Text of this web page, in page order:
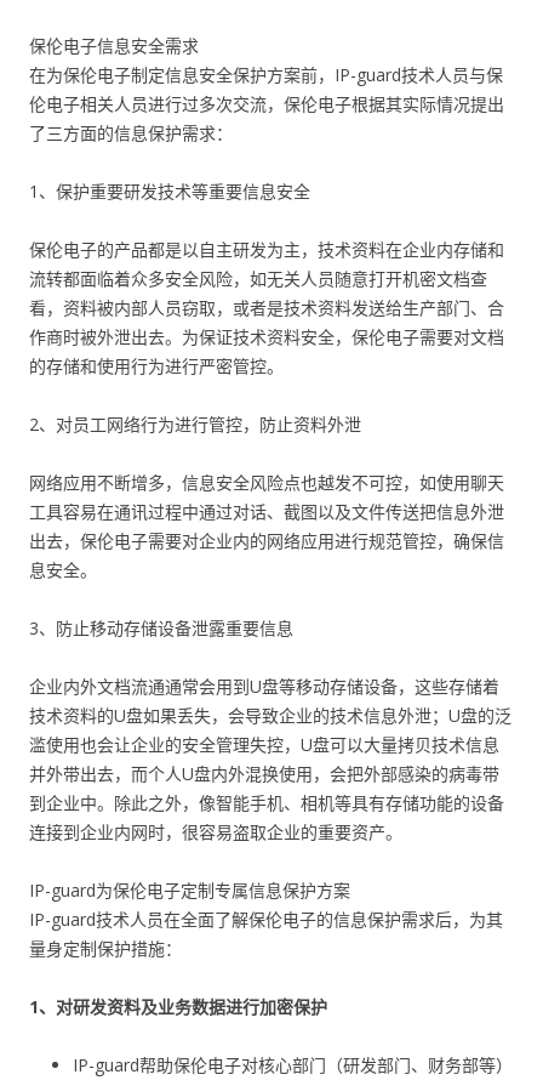
保伦电子信息安全需求
在为保伦电子制定信息安全保护方案前，IP-guard技术人员与保
伦电子相关人员进行过多次交流，保伦电子根据其实际情况提出
了三方面的信息保护需求：
1、保护重要研发技术等重要信息安全
保伦电子的产品都是以自主研发为主，技术资料在企业内存储和
流转都面临着众多安全风险，如无关人员随意打开机密文档查
看，资料被内部人员窃取，或者是技术资料发送给生产部门、合
作商时被外泄出去。为保证技术资料安全，保伦电子需要对文档
的存储和使用行为进行严密管控。
2、对员工网络行为进行管控，防止资料外泄
网络应用不断增多，信息安全风险点也越发不可控，如使用聊天
工具容易在通讯过程中通过对话、截图以及文件传送把信息外泄
出去，保伦电子需要对企业内的网络应用进行规范管控，确保信
息安全。
3、防止移动存储设备泄露重要信息
企业内外文档流通通常会用到U盘等移动存储设备，这些存储着
技术资料的U盘如果丢失，会导致企业的技术信息外泄；U盘的泛
滥使用也会让企业的安全管理失控，U盘可以大量拷贝技术信息
并外带出去，而个人U盘内外混换使用，会把外部感染的病毒带
到企业中。除此之外，像智能手机、相机等具有存储功能的设备
连接到企业内网时，很容易盗取企业的重要资产。
IP-guard为保伦电子定制专属信息保护方案
IP-guard技术人员在全面了解保伦电子的信息保护需求后，为其
量身定制保护措施：
1、对研发资料及业务数据进行加密保护
IP-guard帮助保伦电子对核心部门（研发部门、财务部等）